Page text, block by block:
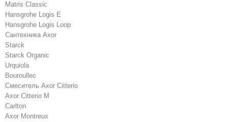
Matris Classic
Hansgrohe Logis E
Hansgrohe Logis Loop
Сантехника Axor
Starck
Starck Organic
Urquiola
Bouroullec
Смеситель Axor Citterio
Axor Citterio M
Carlton
Axor Montreux